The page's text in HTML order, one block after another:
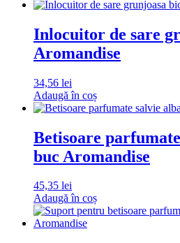
Inlocuitor de sare
Aromandise
34,56 lei
Adaugă în coș
Betisoare
buc Aromandise
45,35 lei
Adaugă în coș